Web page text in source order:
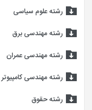
رشته علوم سیاسی
رشته مهندسی برق
رشته مهندسی عمران
رشته مهندسی کامپیوتر
رشته حقوق